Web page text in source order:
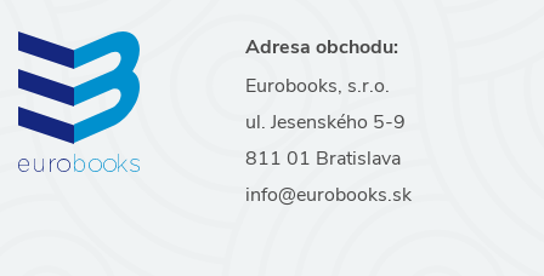
Adresa obchodu:
Eurobooks, s.r.o.
ul. Jesenského 5-9
811 01 Bratislava
info@eurobooks.sk